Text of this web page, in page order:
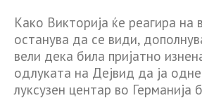
Како Викторија ќе реагира на
останува да се види,
вели дека била пријатно
одлуката на Дејвид да ја
луксузен центар во Германија